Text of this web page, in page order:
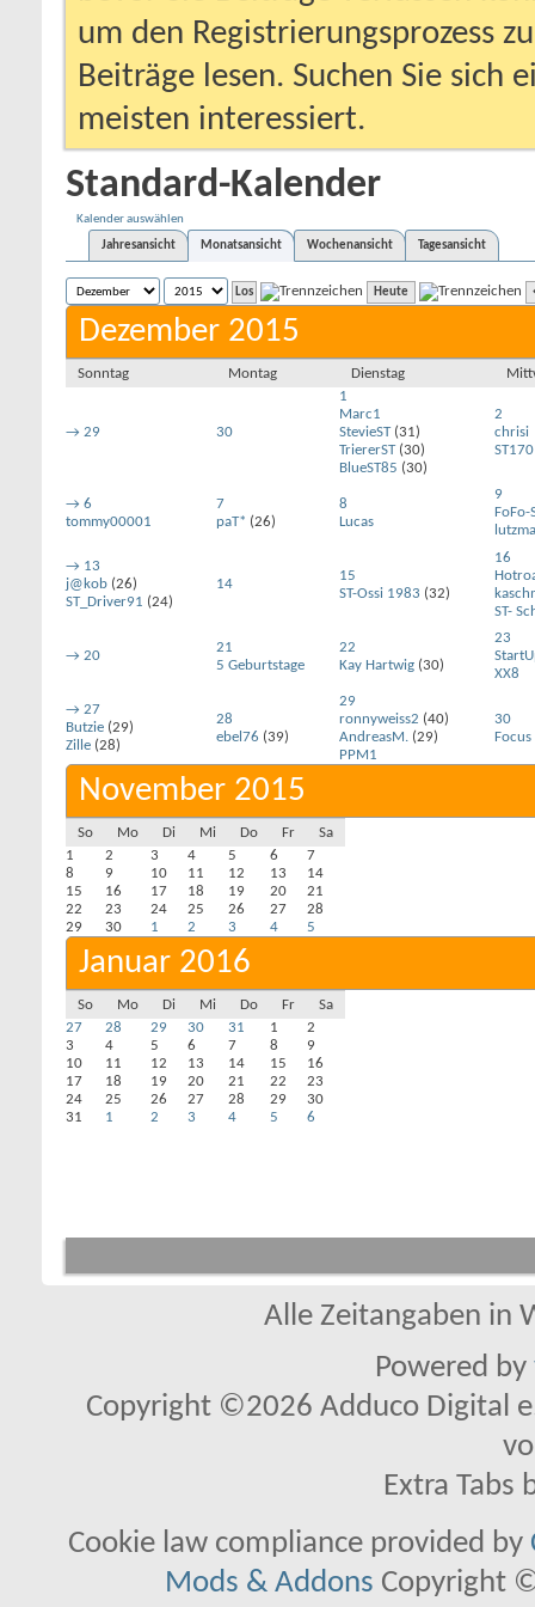
um den Registrierungsprozess
Beiträge lesen. Suchen Sie sich
meisten interessiert.
Standard-Kalender
Kalender auswählen
Jahresansicht
Monatsansicht Wochenansicht Tagesansicht
Heute
Dezember 2015
Sonntag Montag Dienstag
→ 29 30
1
Marc1
StevieST(31)
TriererST(30)
BlueST85 (30)
2
chrisi
ST170
→ 6
tommy00001
7
paT* (26)
8
Lucas
9
FoFo-
→ 13
j@kob (26)
ST_Driver91 (24)
14
15
ST-Ossi 1983 (32)
16
ST-
→ 20
21
5 Geburtstage
22
Kay Hartwig (30)
23
XX8
→ 27
Butzie (29)
Zille (28)
28
ebel76 (39)
29
ronnyweiss2 (40)
AndreasM. (29)
PPM1
30
Focus
November 2015
So Mo Di Mi Do Fr
Sa
1
2 3 4 5 6
7
8
9 10 11 12 13
14
15
16 17 18 19 20
21
22
23 24 25 26 27
28
29
30 1 2 3 4 5
Januar 2016
So Mo Di Mi Do Fr
Sa
27
28 29 30 31 1
2
3
4 5 6 7 8
9
10
11 12 13 14 15
16
17
18 19 20 21 22
23
24
25 26 27 28 29
30
31
1 2 3 4 5 6
Alle Zeitangaben in
Powered by
Copyright ©2026 Adduco Digital
Extra Tabs
Cookie law compliance provided by
Mods & Addons Copyright